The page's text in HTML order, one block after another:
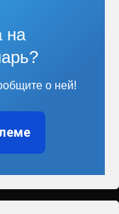
на
о ней!